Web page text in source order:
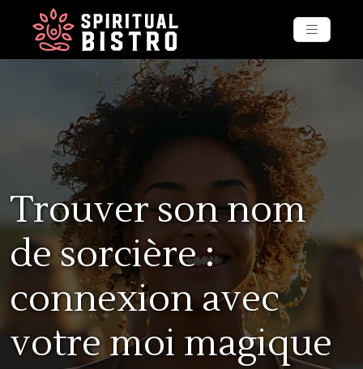
Trouver son nom
de sorcière :
connexion avec
votre moi magique